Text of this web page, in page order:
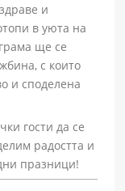
и
в уюта на
ще се
с които
и споделена
гости да се
радостта и
празници!